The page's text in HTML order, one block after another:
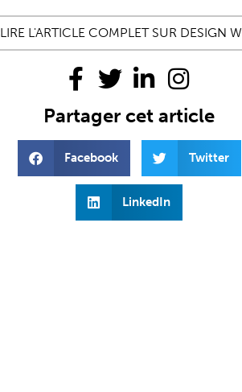
LIRE L'ARTICLE COMPLET SUR DESIGN
Partager cet article
Facebook Twitter
LinkedIn